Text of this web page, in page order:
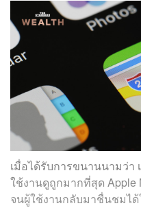
เมื่อได้รับการขนานนามว่
ใช้งานดูถูกมากที่สุด Apple
จนผู้ใช้งานกลับมาชื่นชมไ